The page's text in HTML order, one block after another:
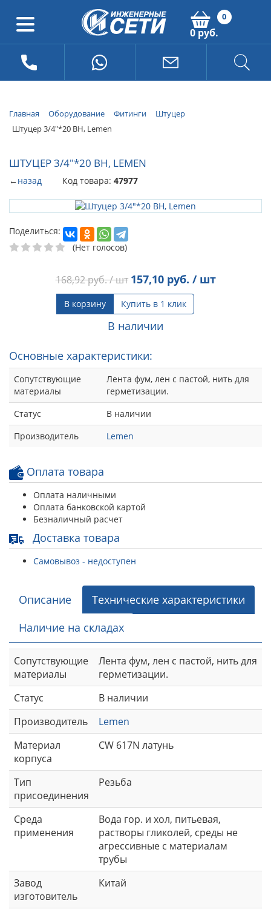
0
0 руб.
Главная Оборудование Фитинги
Штуцер
Штуцер 3/4"*20 ВН, Lemen
ШТУЦЕР 3/4"*20 ВН, LEMEN
←назад Код товара: 47977
Поделиться:
(Нет голосов)
168,92руб. / шт 157,10руб. / шт
В корзину Купить в 1 клик
В наличии
Основные характеристики:
Сопутствующие
материалы
Лента фум, лен с пастой, нить для
герметизации.
Статус
В наличии
Производитель
Lemen
Оплата товара
Оплата наличными
Оплата банковской картой
Безналичный расчет
Доставка товара
Самовывоз - недоступен
Описание
Технические характеристики
Наличие на складах
Сопутствующие
материалы
Лента фум, лен с пастой, нить для
герметизации.
Статус
В наличии
Производитель
Lemen
Материал
корпуса
CW 617N латунь
Тип
присоединения
Резьба
Среда
применения
Вода гор. и хол, питьевая,
растворы гликолей, среды не
агрессивные с материалам
трубы
Завод
изготовитель
Китай